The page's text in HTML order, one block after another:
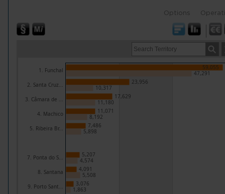
Options
1. Funchal
2. Santa Cruz...
3. Câmara de ...
4. Machico
5. Ribeira Br...
7. Ponta do S...
8. Santana
9. Porto Sant...
59,055
23,956
17,629
11,071
7,486
5,207
4,091
3,076
47,291
10,317
11,180
8,192
5,898
4,574
5,508
1,863